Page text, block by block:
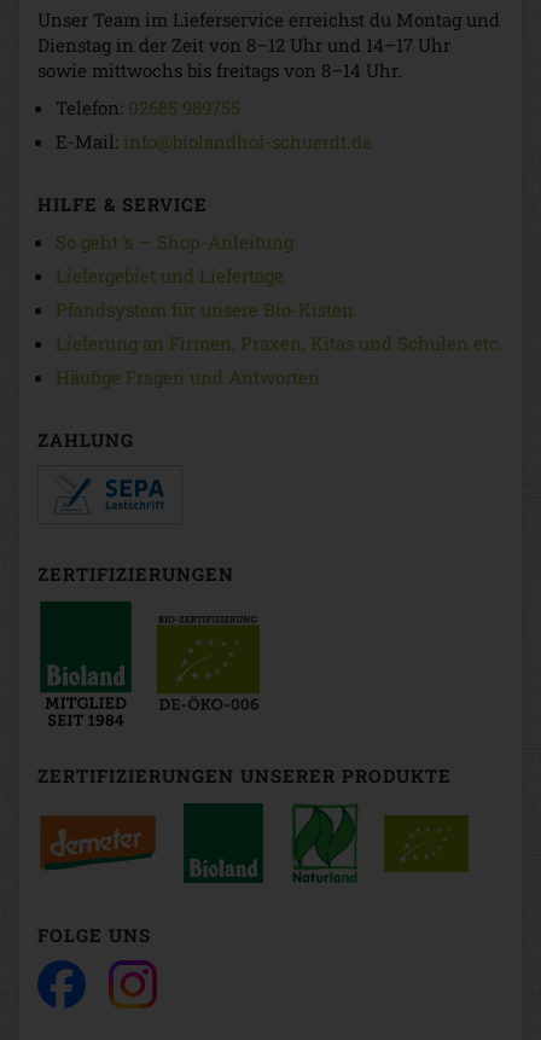
Unser Team im Lieferservice erreichst du Montag und
Dienstag in der Zeit von 8–12 Uhr und 14–17 Uhr
sowie mittwochs bis freitags von 8–14 Uhr.
Telefon: 02685 989755
E-Mail: info@biolandhof-schuerdt.de
HILFE & SERVICE
So geht 's — Shop-Anleitung
Liefergebiet und Liefertage
Pfandsystem für unsere Bio-Kisten
Lieferung an Firmen, Praxen, Kitas und Schulen etc.
Häufige Fragen und Antworten
ZAHLUNG
ZERTIFIZIERUNGEN
ZERTIFIZIERUNGEN UNSERER PRODUKTE
FOLGE UNS